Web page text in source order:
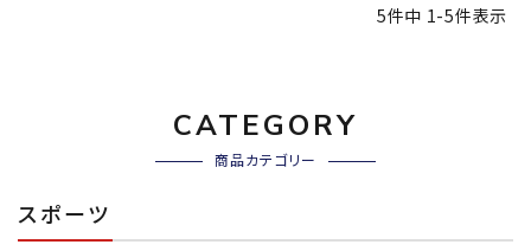
5件中 1-5件表示
CATEGORY
商品カテゴリー
スポーツ